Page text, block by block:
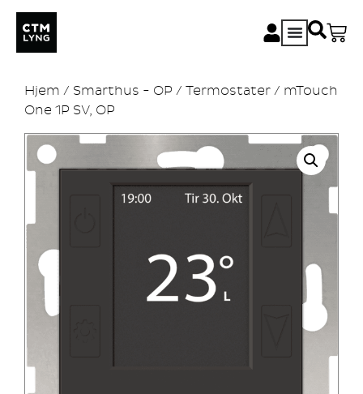
Hjem / Smarthus - OP / Termostater / mTouch
One 1P SV, OP